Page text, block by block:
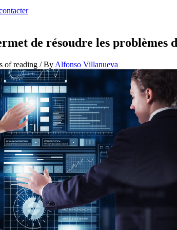
de résoudre les problèmes
of reading / By Alfonso Villanueva